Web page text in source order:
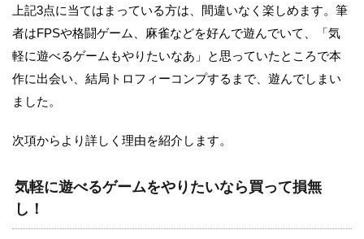
上記3点に当てはまっている方は、間違いなく楽しめます。筆
者はFPSや格闘ゲーム、麻雀などを好んで遊んでいて、「気
軽に遊べるゲームもやりたいなあ」と思っていたところで本
作に出会い、結局トロフィーコンプするまで、遊んでしまい
ました。
次項からより詳しく理由を紹介します。
気軽に遊べるゲームをやりたいなら買って損無
し！